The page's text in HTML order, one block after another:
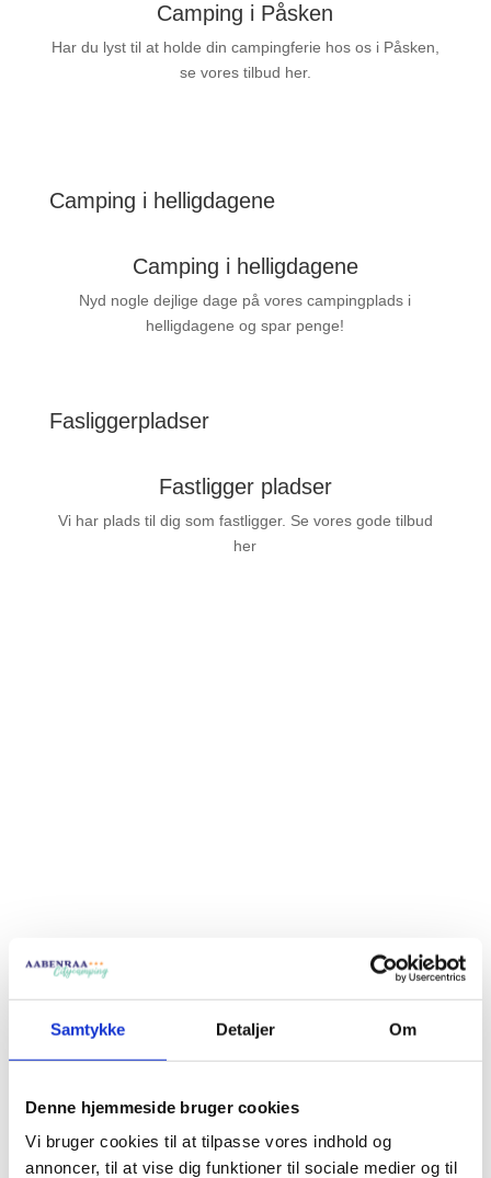
Samtykke Detaljer Om
Denne hjemmeside bruger cookies
Vi bruger cookies til at tilpasse vores indhold og
annoncer, til at vise dig funktioner til sociale medier og til
Camping i Påsken
Har du lyst til at holde din campingferie hos os i Påsken,
se vores tilbud her.
Camping i helligdagene
Camping i helligdagene
Nyd nogle dejlige dage på vores campingplads i
helligdagene og spar penge!
Fasliggerpladser
Fastligger pladser
Vi har plads til dig som fastligger. Se vores gode tilbud
her